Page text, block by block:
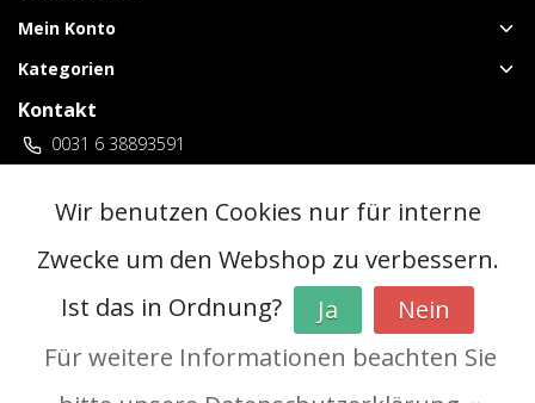
Mein Konto
Kategorien
Kontakt
0031 6 38893591
vuurwerklangenberg@gmail.com
3 locaties Duitsland
InStijl Media
Allgemeine Geschäftsbedingungen (AGB)
|Vorverkaufsregeln
Wir benutzen Cookies nur für interne
Zwecke um den Webshop zu verbessern.
Ist das in Ordnung?
Ja
Nein
Für weitere Informationen beachten Sie